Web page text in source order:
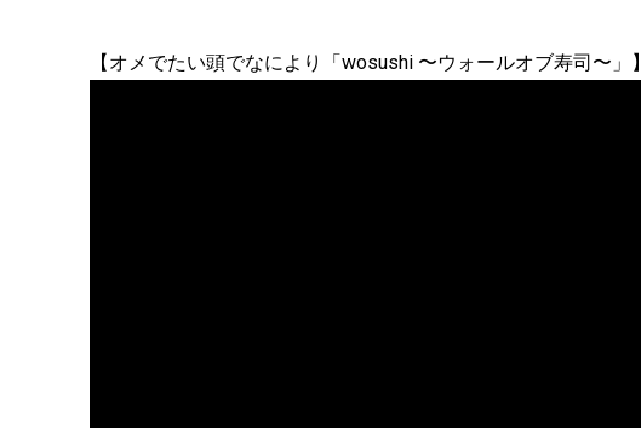
【オメでたい頭でなにより「wosushi 〜ウォールオブ寿司〜」】